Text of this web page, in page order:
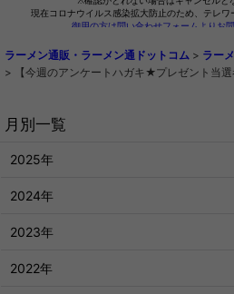
ラーメン通販・ラーメン通ドットコム > ラー
>
【今週のアンケートハガキ★プレゼント当選
月別一覧
2025年
2024年
2023年
2022年